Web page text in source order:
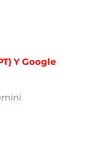
Y Google